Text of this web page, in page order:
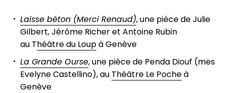
Laisse béton (Merci Renaud), une pièce de Julie
Gilbert, Jérôme Richer et Antoine Rubin
au Théâtre du Loupà Genève
La Grande Ourse, une pièce de Penda Diouf (mes
Evelyne Castellino), au Théâtre Le Pocheà
Genève